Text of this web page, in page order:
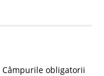
Câmpurile obligatorii